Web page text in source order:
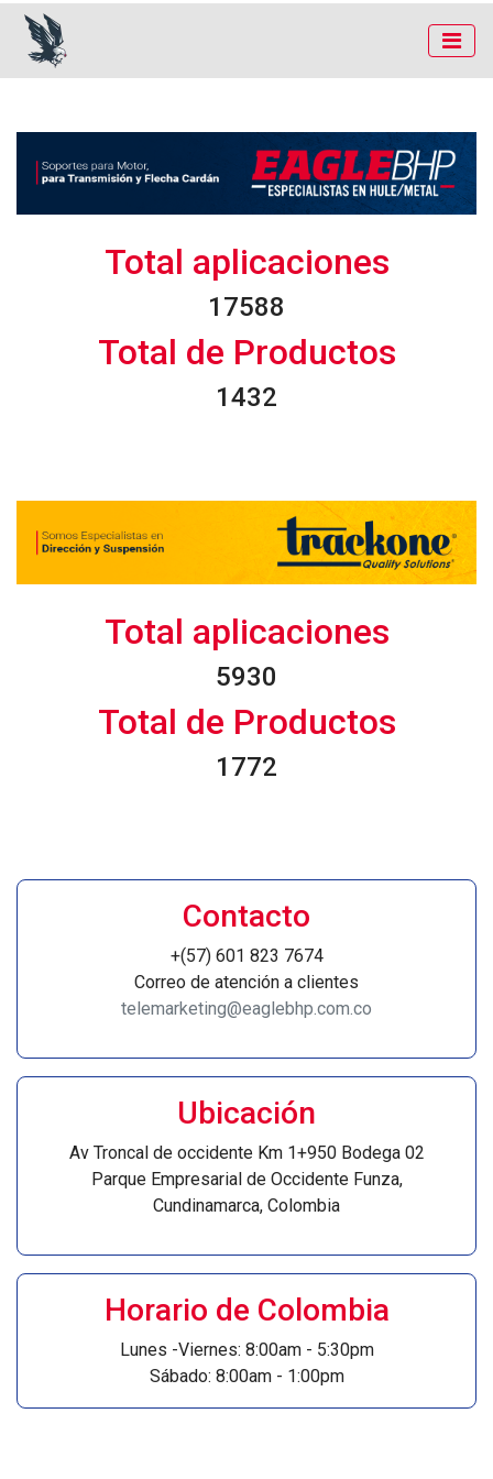
Total aplicaciones
17982
Total de Productos
1464
Total aplicaciones
6063
Total de Productos
1812
Contacto
+(57) 601 823 7674
Correo de atención a clientes
telemarketing@eaglebhp.com.co
Ubicación
Av Troncal de occidente Km 1+950 Bodega 02
Parque Empresarial de Occidente Funza,
Cundinamarca, Colombia
Horario de Colombia
Lunes -Viernes: 8:00am - 5:30pm
Sábado: 8:00am - 1:00pm